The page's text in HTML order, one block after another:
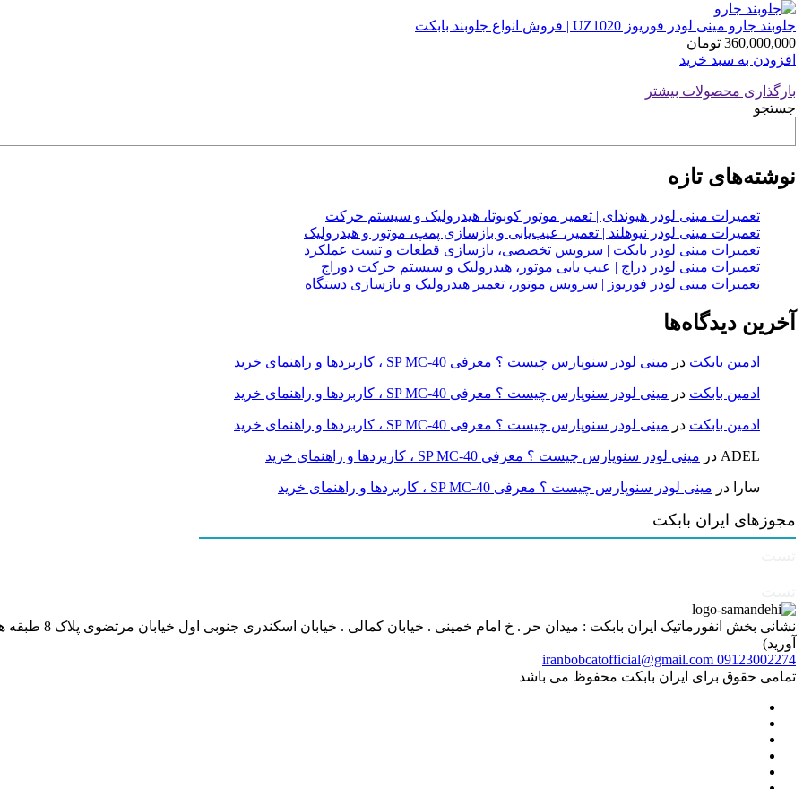
جلوبند جارو مینی لودر فوریوز UZ1020 | فروش انواع جلوبند بابکت
360,000,000 تومان
افزودن به سبد خرید
بارگذاری محصولات بیشتر
جستجو
نوشته‌های تازه
تعمیرات مینی لودر هیوندای | تعمیر موتور کوبوتا، هیدرولیک و سیستم حرکت
تعمیرات مینی لودر نیوهلند | تعمیر، عیب‌یابی و بازسازی پمپ، موتور و هیدرولیک
تعمیرات مینی لودر بابکت | سرویس تخصصی، بازسازی قطعات و تست عملکرد
تعمیرات مینی لودر دراج | عیب یابی موتور، هیدرولیک و سیستم حرکت دوراج
تعمیرات مینی لودر فوریوز | سرویس موتور، تعمیر هیدرولیک و بازسازی دستگاه
آخرین دیدگاه‌ها
ادمین بابکت در مینی لودر سنوپارس چیست ؟ معرفی SP MC-40 ، کاربردها و راهنمای خرید
ادمین بابکت در مینی لودر سنوپارس چیست ؟ معرفی SP MC-40 ، کاربردها و راهنمای خرید
ادمین بابکت در مینی لودر سنوپارس چیست ؟ معرفی SP MC-40 ، کاربردها و راهنمای خرید
ADEL در مینی لودر سنوپارس چیست ؟ معرفی SP MC-40 ، کاربردها و راهنمای خرید
سارا در مینی لودر سنوپارس چیست ؟ معرفی SP MC-40 ، کاربردها و راهنمای خرید
مجوزهای ایران بابکت
نشانی بخش
آورید)
09123002274
iranbobcatofficial@gmail.com
تمامی حقوق برای ایران بابکت محفوظ می باشد